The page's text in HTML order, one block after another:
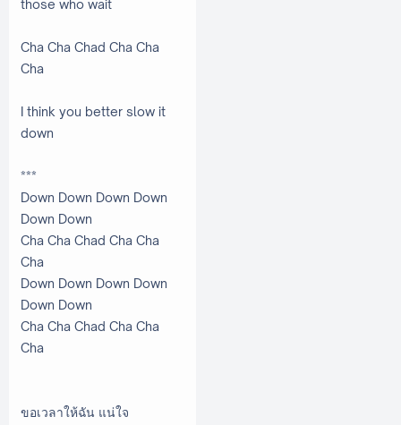
those who wait
Cha Cha Chad Cha Cha
Cha
I think you better slow it
down
***
Down Down Down Down
Down Down
Cha Cha Chad Cha Cha
Cha
Down Down Down Down
Down Down
Cha Cha Chad Cha Cha
Cha
ขอเวลาให้ฉัน แน่ใจ